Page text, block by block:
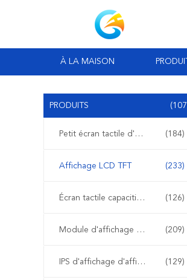
À LA MAISON
PRODUITS
Petit écran tactile d'affichage à cristaux liquides (184)
Affichage LCD TFT (233)
Écran tactile capacitif de TFT LCD (126)
Module d'affichage d'affichage à cristaux liquides (209)
IPS d'affichage d'affichage à cristaux liquides (129)